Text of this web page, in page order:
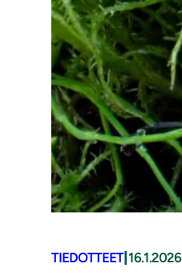
TIEDOTTEET| 16.1.2026